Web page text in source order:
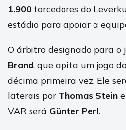
1.900 torcedores do
estádio para apoiar a
O árbitro designado para o
Brand, que apita um jogo
décima primeira vez. Ele
laterais por Thomas Stein e
VAR será Günter Perl.